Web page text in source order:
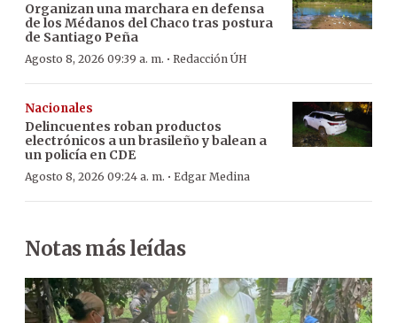
Organizan una marchara en defensa
de los Médanos del Chaco tras postura
de Santiago Peña
Agosto 8, 2026 09:39 a. m. · Redacción ÚH
Nacionales
Delincuentes roban productos
electrónicos a un brasileño y balean a
un policía en CDE
Agosto 8, 2026 09:24 a. m. · Edgar Medina
Notas más leídas